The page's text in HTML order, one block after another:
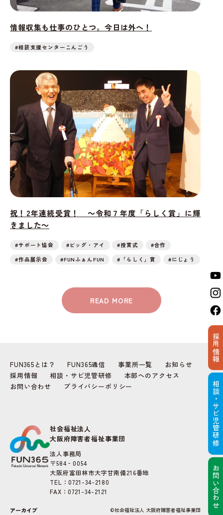
採用情報
相談・サビ児管研修
お問い合わせ
情報収集も仕事のひとつ。今日は外へ！
#相談支援センターこんごう
祝！2年連続受賞！ ～令和７年度「らしく賞」に輝
きました～
#サポート協会 #ビッグ・アイ #授賞式
#合作
#作品展示会
#FUNふぁんFUN #「らしく」賞 #にじょう
READ MORE
FUN365とは？ FUN365通信 事業所一覧
お知らせ
採用情報
相談・サビ児管研修
本部へのアクセス
お問い合わせ
プライバシーポリシー
社会福祉法人
大阪府障害者福祉事業団
法人事務局
〒584‐0054
大阪府富田林市大字甘南備216番地
TEL：0721-34-2180
FAX：0721-34-2121
アーカイブ ©社会福祉法人 大阪府障害者福祉事業団